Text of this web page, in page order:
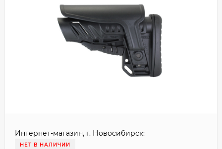
Интернет-магазин, г. Новосибирск:
НЕТ В НАЛИЧИИ